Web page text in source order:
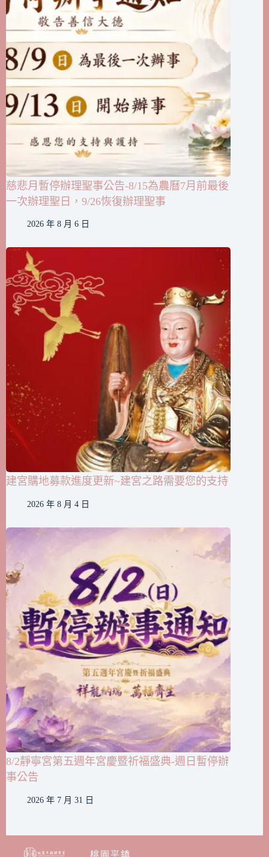
慈悲月暫停辦理聖事公告-8/15為農曆7月前最後
一次辦理聖日，9/26恢復辦理聖事
2026 年 8 月 6 日
建宮購地募款進度更新~建宮之路需要您的支持
2026 年 8 月 4 日
8/2靜寧宮第五週年宮慶暨祈福盛典-週日暫停辦
事公告
2026 年 7 月 31 日
桃園平鎮